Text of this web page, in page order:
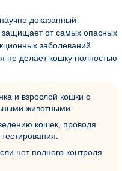
доказанный
защищает от самых опасных
заболеваний.
не делает кошку полностью
и взрослой кошки с
животными.
кошек, проводя
нет полного контроля